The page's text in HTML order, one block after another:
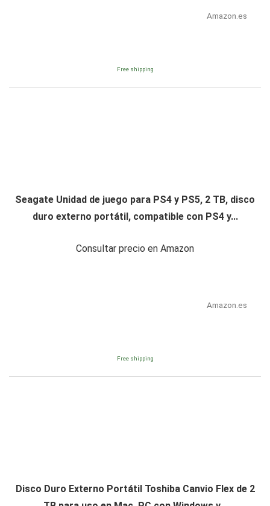
Amazon.es
Free shipping
Seagate Unidad de juego para PS4 y PS5, 2 TB, disco
duro externo portátil, compatible con PS4 y...
Consultar precio en Amazon
Amazon.es
Free shipping
Disco Duro Externo Portátil Toshiba Canvio Flex de 2